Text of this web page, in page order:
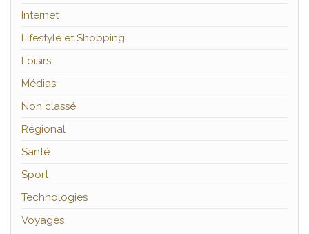
Internet
Lifestyle et Shopping
Loisirs
Médias
Non classé
Régional
Santé
Sport
Technologies
Voyages